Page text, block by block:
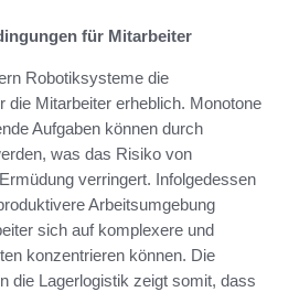
für Mitarbeiter
Robotiksysteme die
die Mitarbeiter erheblich. Monotone
Aufgaben können durch
was das Risiko von
verringert. Infolgedessen
Arbeitsumgebung
sich auf komplexere und
konzentrieren können. Die
die Lagerlogistik zeigt somit, dass